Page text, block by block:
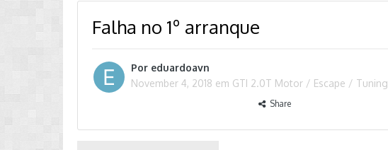
Falha no 1º arranque
Por eduardoavn
November 4, 2018 em GTI 2.0T Motor / Escape / Tuning
Share